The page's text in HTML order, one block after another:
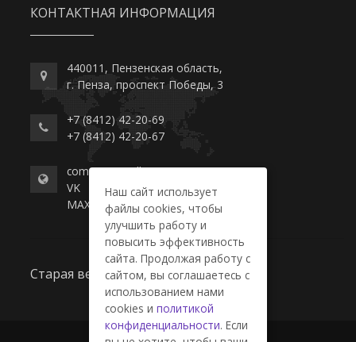
КОНТАКТНАЯ ИНФОРМАЦИЯ
440011, Пензенская область,
г. Пенза, проспект Победы, 3
+7 (8412) 42-20-69
+7 (8412) 42-20-67
commerce-college.ru
VK
MAX
Старая версия сайта
Наш сайт использует
файлы cookies, чтобы
улучшить работу и
повысить эффективность
сайта. Продолжая работу с
сайтом, вы соглашаетесь с
использованием нами
cookies и политикой
конфиденциальности. Если